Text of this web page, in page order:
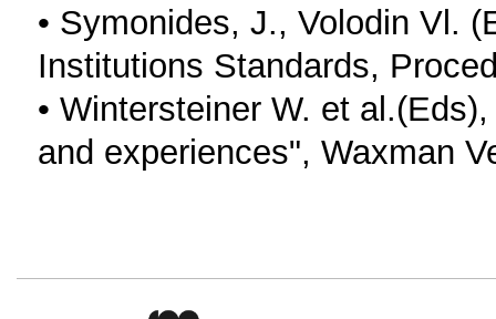
• Symonides, J., Volodin Vl.
Institutions Standards,
• Wintersteiner W. et
and experiences", Waxman